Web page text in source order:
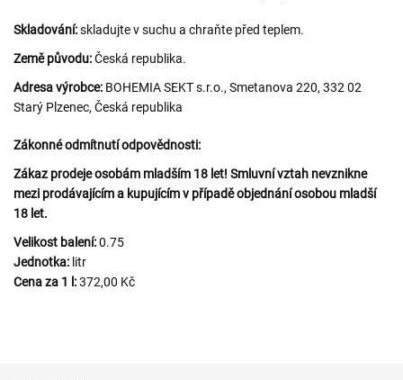
Skladování:skladujte v suchu a chraňte před teplem.
Země původu:Česká republika.
Adresa výrobce: BOHEMIA SEKT s.r.o., Smetanova 220, 332 02
Starý Plzenec, Česká republika
Zákonné odmítnutí odpovědnosti:
Zákaz prodeje osobám mladším 18 let! Smluvní vztah nevznikne
mezi prodávajícím a kupujícím v případě objednání osobou mladší
18 let.
Velikost balení:0.75
Jednotka: litr
Cena za 1 l:372,00 Kč